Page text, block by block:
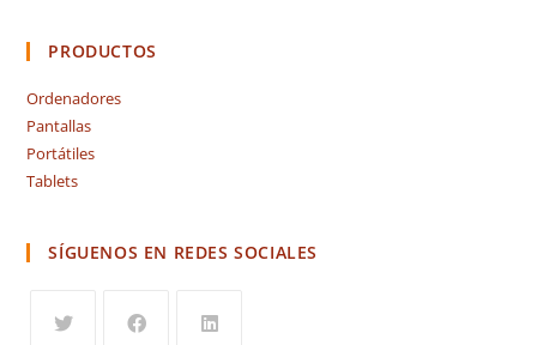
PRODUCTOS
Ordenadores
Pantallas
Portátiles
Tablets
SÍGUENOS EN REDES SOCIALES